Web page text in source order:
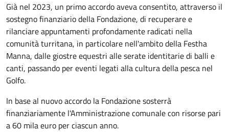
Già nel 2023, un primo accordo aveva consentito, attraverso il
sostegno finanziario della Fondazione, di recuperare e
rilanciare appuntamenti profondamente radicati nella
comunità turritana, in particolare nell'ambito della Festha
Manna, dalle giostre equestri alle serate identitarie di balli e
canti, passando per eventi legati alla cultura della pesca nel
Golfo.
In base al nuovo accordo la Fondazione sosterrà
finanziariamente l'Amministrazione comunale con risorse pari
a 60 mila euro per ciascun anno.